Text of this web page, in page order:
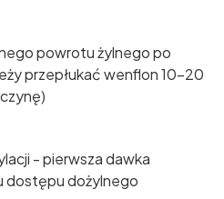
powrotu żylnego po
przepłukać wenflon 10-20
- pierwsza dawka
dostępu dożylnego